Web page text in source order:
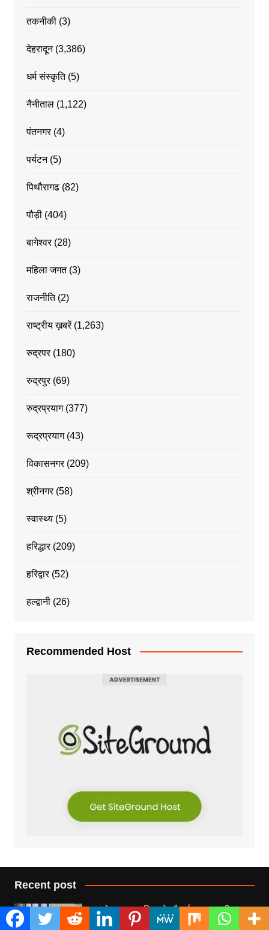
तकनीकी(3)
देहरादून(3,386)
धर्म संस्कृति(5)
नैनीताल(1,122)
पंतनगर(4)
पर्यटन(5)
पिथौरागढ(82)
पौड़ी(404)
बागेश्वर(28)
महिला जगत(3)
राजनीति(2)
राष्ट्रीय ख़बरें(1,263)
रुद्रपर(180)
रुद्रपुर(69)
रुद्रप्रयाग(377)
रूद्रप्रयाग(43)
विकासनगर(209)
श्रीनगर(58)
स्वास्थ्य(5)
हरिद्धार(209)
हरिद्वार(52)
हल्द्वानी(26)
Recommended Host
Recent post
सोनप्रयाग पुलिस ने लौटाई श्रद्धालु की
मुस्कान, ₹95 हजार नकदी से भरा बैग कुछ